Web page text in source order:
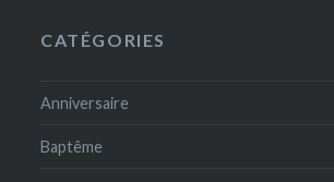
CATÉGORIES
Anniversaire
Baptême